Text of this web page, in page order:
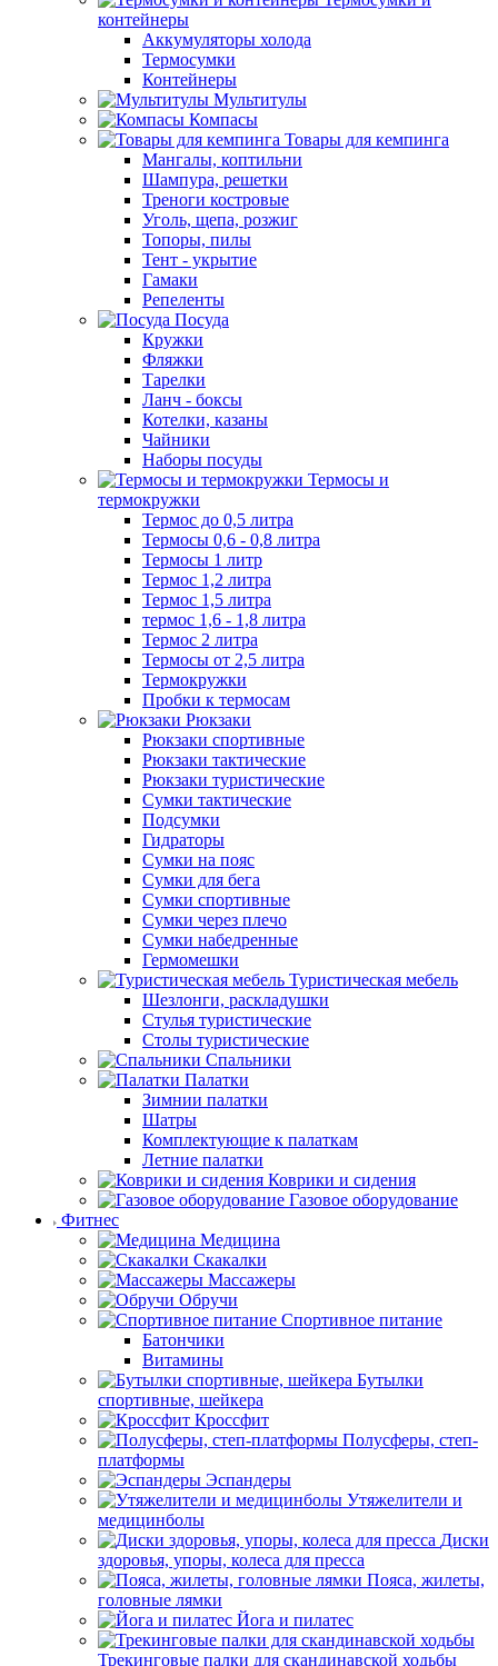
контейнеры
Аккумуляторы холода
Термосумки
Контейнеры
Мультитулы
Компасы
Товары для кемпинга
Мангалы, коптильни
Шампура, решетки
Треноги костровые
Уголь, щепа, розжиг
Топоры, пилы
Тент - укрытие
Гамаки
Репеленты
Посуда
Кружки
Фляжки
Тарелки
Ланч - боксы
Котелки, казаны
Чайники
Наборы посуды
Термосы и
термокружки
Термос до 0,5 литра
Термосы 0,6 - 0,8 литра
Термосы 1 литр
Термос 1,2 литра
Термос 1,5 литра
термос 1,6 - 1,8 литра
Термос 2 литра
Термосы от 2,5 литра
Термокружки
Пробки к термосам
Рюкзаки
Рюкзаки спортивные
Рюкзаки тактические
Рюкзаки туристические
Сумки тактические
Подсумки
Гидраторы
Сумки на пояс
Сумки для бега
Сумки спортивные
Сумки через плечо
Сумки набедренные
Гермомешки
Туристическая мебель
Шезлонги, раскладушки
Стулья туристические
Столы туристические
Спальники
Палатки
Зимнии палатки
Шатры
Комплектующие к палаткам
Летние палатки
Коврики и сидения
Газовое оборудование
Фитнес
Медицина
Скакалки
Массажеры
Обручи
Спортивное питание
Батончики
Витамины
Бутылки
спортивные, шейкера
Кроссфит
Полусферы, степ-
платформы
Эспандеры
Утяжелители и
медицинболы
Диски
здоровья, упоры, колеса для пресса
Пояса, жилеты,
головные лямки
Йога и пилатес
Трекинговые палки для скандинавской ходьбы